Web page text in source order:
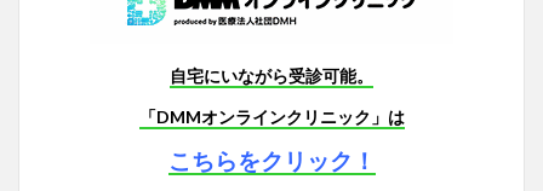
自宅にいながら受診可能。
「DMMオンラインクリニック」は
こちらをクリック！